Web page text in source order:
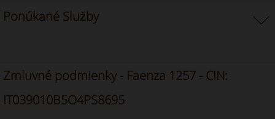
Ponúkané Služby
Zmluvné podmienky - Faenza 1257 - CIN:
IT039010B5O4PS8695